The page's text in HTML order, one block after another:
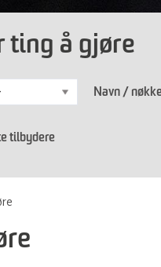
ting å gjøre
Navn /
tilbydere